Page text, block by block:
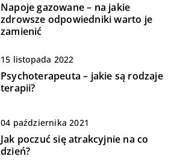
Napoje gazowane – na jakie
zdrowsze odpowiedniki warto je
zamienić
15 listopada 2022
Psychoterapeuta – jakie są rodzaje
terapii?
04 października 2021
Jak poczuć się atrakcyjnie na co
dzień?